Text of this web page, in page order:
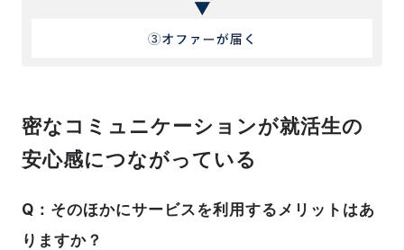
密なコミュニケーションが就活生の
安心感につながっている
Q：そのほかにサービスを利用するメリットはあ
りますか？